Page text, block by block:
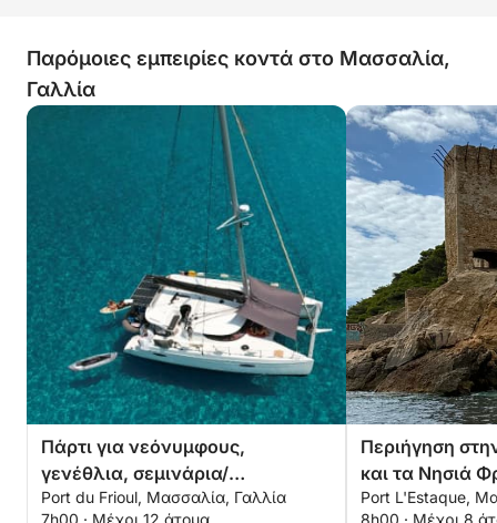
με απόλυτη ελευθερία.
Είτε ψάχνετε για χαλαρωτικές διακοπές, μια
ξεχωριστή απόδραση με αγαπημένα πρόσωπα είτε
έναν μοναδικό τρόπο να ζήσετε τη Μεσόγειο, αυτό
το καταμαράν προσφέρει τον τέλειο συνδυασμό
άνεσης, κομψότητας και περιπέτειας.
Ελάτε να απολαύσετε μια μαγική στιγμή στη
θάλασσα, με τον δικό σας ρυθμό και σε αρμονία με
τη φύση. Επικοινωνήστε μαζί μας μέσω της
Click&Boat για περισσότερες πληροφορίες ή για να
σχεδιάσετε την αξέχαστη κρουαζιέρα σας.
Παρόμοιες εμπειρίες κοντά στο Μασσαλία,
Γαλλία
Πάρτι για νεόνυμφους,
γενέθλια, σεμινάρια/
οικοδόμηση ομάδας,
Port du Frioul, Μασσαλία, Γαλλία
7h00 · Μέχρι 12 άτομα
Περιήγηση
και τα Νησιά
άτομα
Port L'Estaque,
8h00 · Μέχρι 8